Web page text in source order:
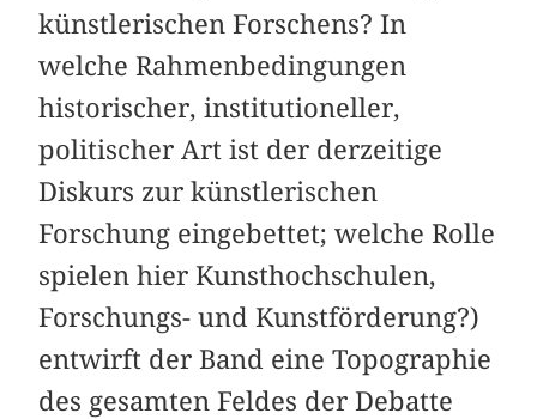
künstlerischen Forschens? In
welche Rahmenbedingungen
historischer, institutioneller,
politischer Art ist der derzeitige
Diskurs zur künstlerischen
Forschung eingebettet; welche Rolle
spielen hier Kunsthochschulen,
Forschungs- und Kunstförderung?)
entwirft der Band eine Topographie
des gesamten Feldes der Debatte